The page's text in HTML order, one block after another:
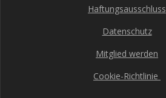
Haf­tungs­aus­schluss
Daten­schutz
Mit­glied werden
Coo­kie-Richt­li­nie